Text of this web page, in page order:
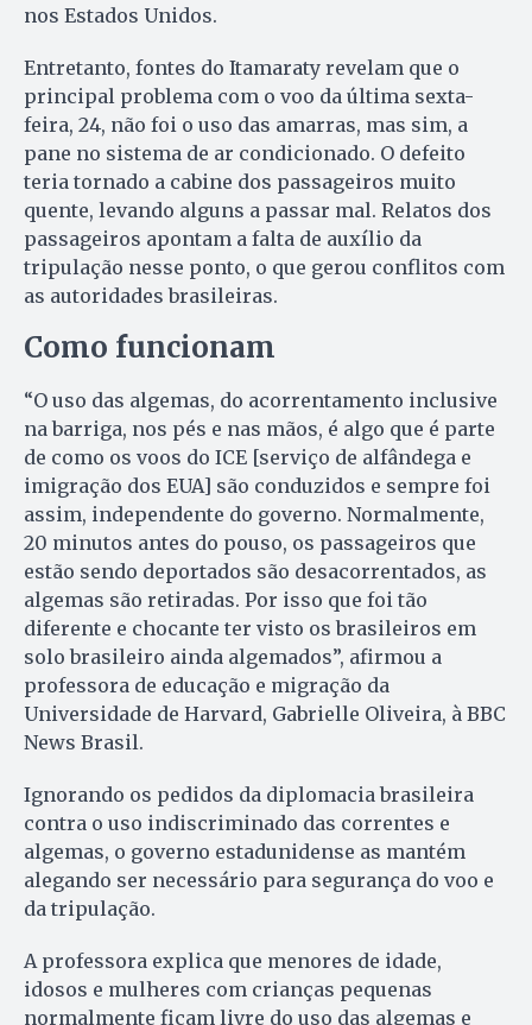
nos Estados Unidos.
Entretanto, fontes do Itamaraty revelam que o
principal problema com o voo da última sexta-
feira, 24, não foi o uso das amarras, mas sim, a
pane no sistema de ar condicionado. O defeito
teria tornado a cabine dos passageiros muito
quente, levando alguns a passar mal. Relatos dos
passageiros apontam a falta de auxílio da
tripulação nesse ponto, o que gerou conflitos com
as autoridades brasileiras.
Como funcionam
“O uso das algemas, do acorrentamento inclusive
na barriga, nos pés e nas mãos, é algo que é parte
de como os voos do ICE [serviço de alfândega e
imigração dos EUA] são conduzidos e sempre foi
assim, independente do governo. Normalmente,
20 minutos antes do pouso, os passageiros que
estão sendo deportados são desacorrentados, as
algemas são retiradas. Por isso que foi tão
diferente e chocante ter visto os brasileiros em
solo brasileiro ainda algemados”, afirmou a
professora de educação e migração da
Universidade de Harvard, Gabrielle Oliveira, à BBC
News Brasil.
Ignorando os pedidos da diplomacia brasileira
contra o uso indiscriminado das correntes e
algemas, o governo estadunidense as mantém
alegando ser necessário para segurança do voo e
da tripulação.
A professora explica que menores de idade,
idosos e mulheres com crianças pequenas
normalmente ficam livre do uso das algemas e